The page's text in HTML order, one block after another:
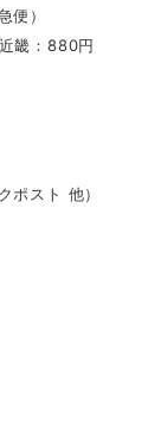
便）
畿：880円
ポスト 他）